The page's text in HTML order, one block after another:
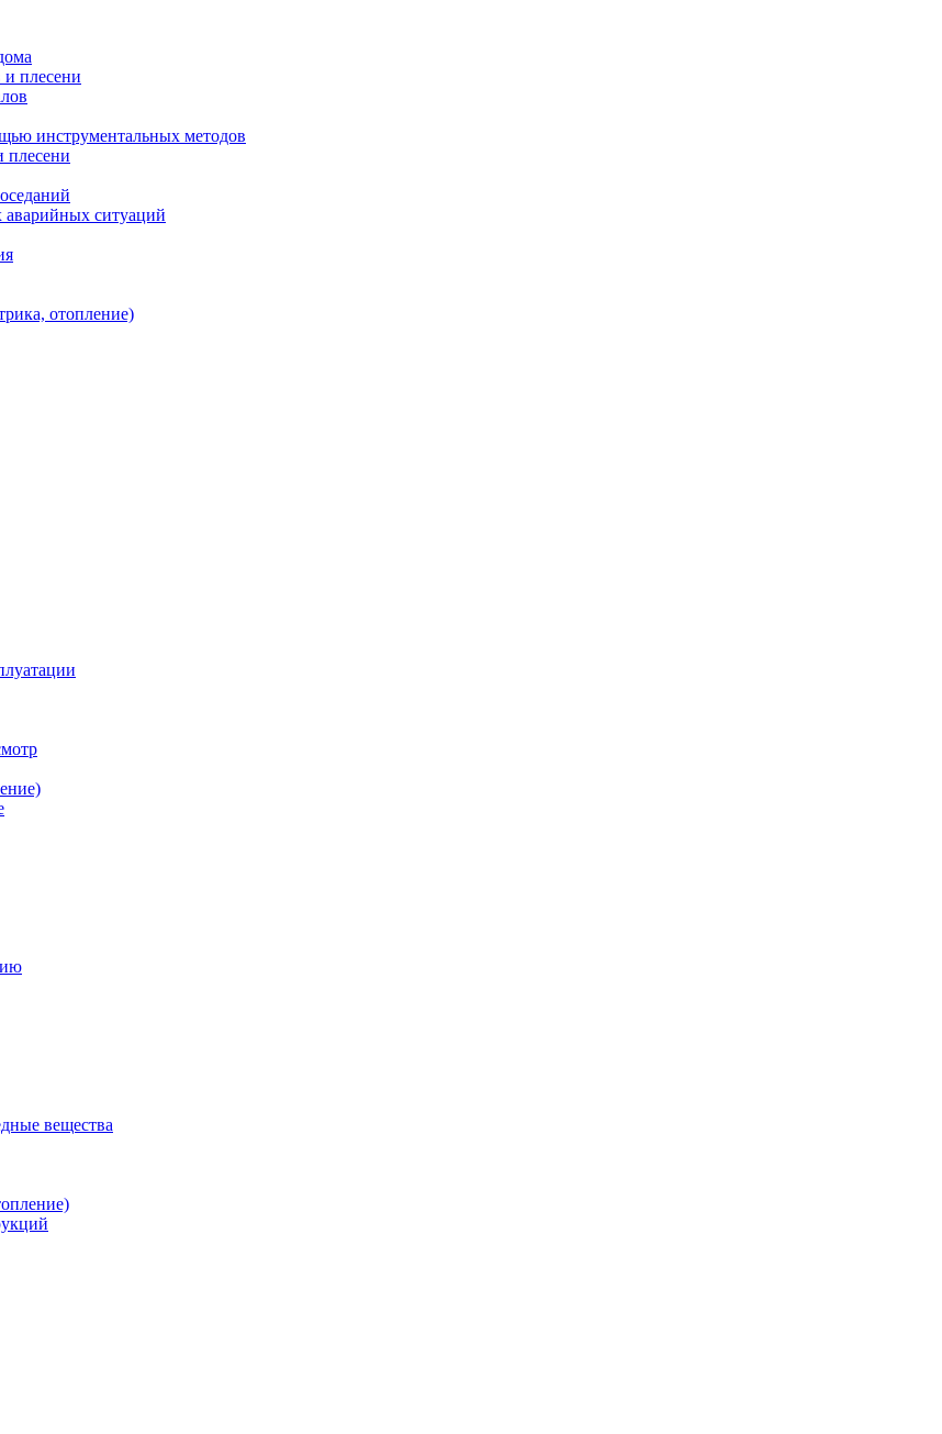
плесени
инструментальных методов
плесени
аварийных ситуаций
отопление)
вещества